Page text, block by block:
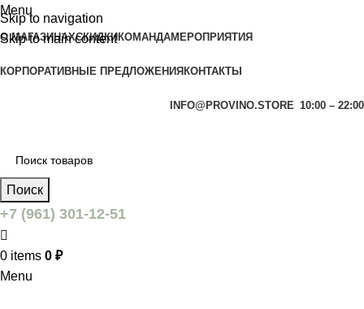
Skip to navigation
Skip to main content
Menu
О МАГАЗИНАХСКИДКИКОМАНДАМЕРОПРИЯТИЯ
КОРПОРАТИВНЫЕ ПРЕДЛОЖЕНИЯ КОНТАКТЫ
INFO@PROVINO.STORE 10:00 – 22:00
Поиск
+7 (961) 301-12-51
0 items 0 ₽
Menu